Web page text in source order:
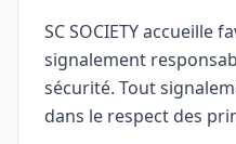
SC SOCIETY accueille
signalement
sécurité. Tout
dans le respect des